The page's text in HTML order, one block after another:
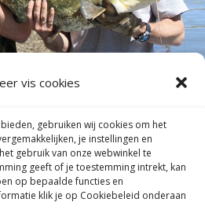
vis cookies
gebruiken wij cookies om het
je instellingen en
gebruik van onze webwinkel te
geeft of je toestemming intrekt, kan
op bepaalde functies en
klik je op Cookiebeleid onderaan
naar boven